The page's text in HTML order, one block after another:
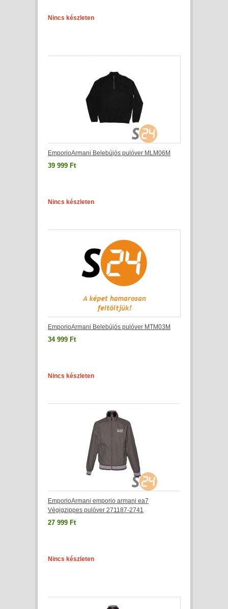
Nincs készleten
EmporioArmani Belebújós pulóver MLM06M
39 999 Ft
Nincs készleten
EmporioArmani Belebújós pulóver MTM03M
34 999 Ft
Nincs készleten
EmporioArmani emporio armani ea7
Végigzippes pulóver 271187-2741
27 999 Ft
Nincs készleten